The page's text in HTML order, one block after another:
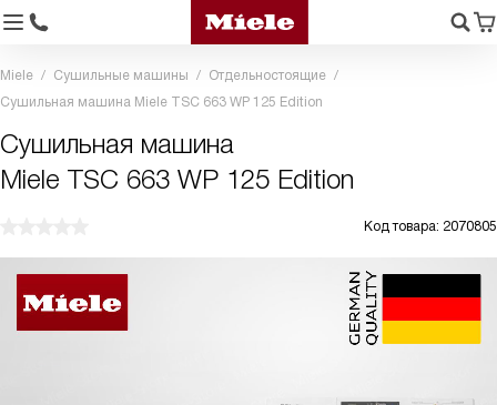
Miele Сушильные машины
Отдельностоящие
Сушильная машина Miele TSC 663 WP 125 Edition
Сушильная машина
Miele TSC 663 WP 125 Edition
Код товара: 2070805